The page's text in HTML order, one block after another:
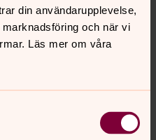
din användarupplevelse,
och när vi
Läs mer om våra